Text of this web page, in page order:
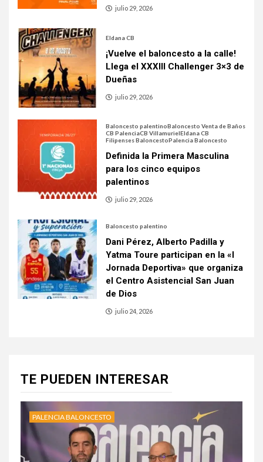
julio 29, 2026
Eldana CB
¡Vuelve el baloncesto a la calle!
Llega el XXXIII Challenger 3×3 de
Dueñas
julio 29, 2026
Baloncesto palentinoBaloncesto Venta de Baños
CB PalenciaCB VillamurielEldana CB
Filipenses BaloncestoPalencia Baloncesto
Definida la Primera Masculina
para los cinco equipos
palentinos
julio 29, 2026
Baloncesto palentino
Dani Pérez, Alberto Padilla y
Yatma Toure participan en la «I
Jornada Deportiva» que organiza
el Centro Asistencial San Juan
de Dios
julio 24, 2026
TE PUEDEN INTERESAR
PALENCIA BALONCESTO